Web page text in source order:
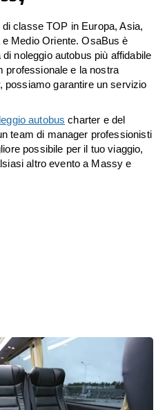
classe TOP in Europa, Asia,
Medio Oriente. OsaBus è
noleggio autobus più affidabile
professionale e la nostra
garantire un servizio
autobus charter e del
team di manager professionisti
possibile per il tuo viaggio,
altro evento a Massy e